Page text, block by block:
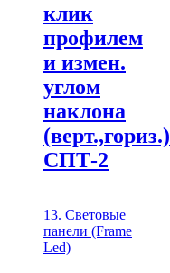
клик
профилем
и измен.
углом
наклона
(верт.,гориз.)
СПТ-2
13. Световые
панели (Frame
Led)